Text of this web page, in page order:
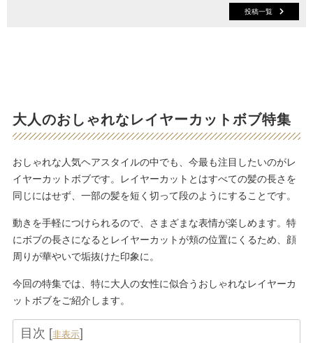
投稿一覧
大人のおしゃれなレイヤーカットボブ特集
おしゃれな人気ヘアスタイルの中でも、今最も注目したいのがレ
イヤーカットボブです。レイヤーカットとはすべての髪の長さを
同じにはせず、一部の髪を短く切って段のようにすることです。
動きを手軽につけられるので、さまざまな表情が楽しめます。特
にボブの長さになるとレイヤーカットが頬の位置にくるため、顔
周りが華やいで垢抜けた印象に。
今回の特集では、特に大人の女性に似合うおしゃれなレイヤーカ
ットボブをご紹介します。
目次 [非表示]